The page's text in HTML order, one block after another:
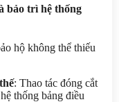
bảo trì hệ thống
hộ không thể thiếu
: Thao tác đóng cắt
thống bảng điều